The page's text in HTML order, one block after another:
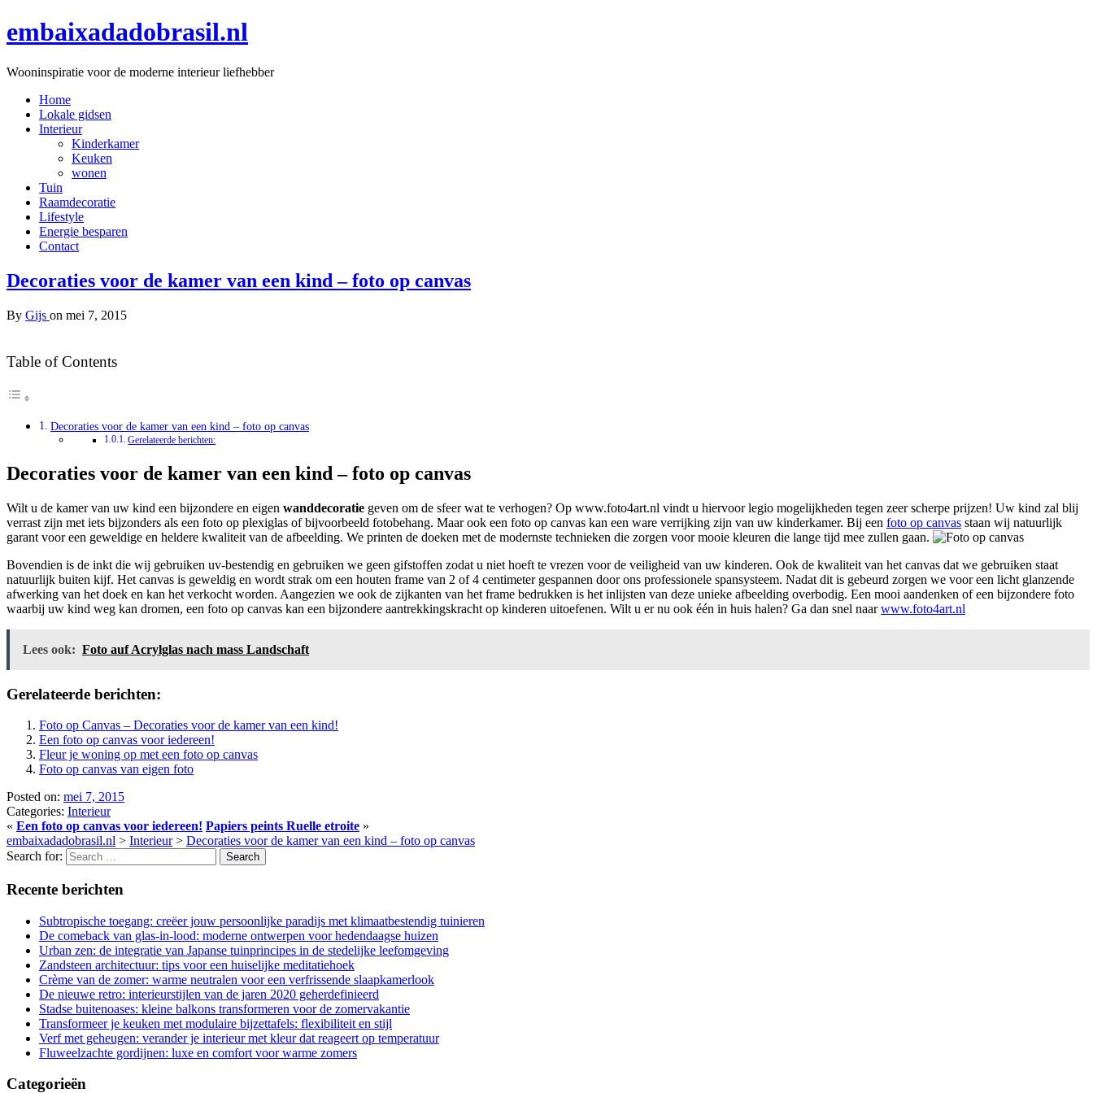
embaixadadobrasil.nl
Wooninspiratie voor de moderne interieur liefhebber
Home
Lokale gidsen
Interieur
Kinderkamer
Keuken
wonen
Tuin
Raamdecoratie
Lifestyle
Energie besparen
Contact
Decoraties voor de kamer van een kind – foto op canvas
By Gijs on mei 7, 2015
Table of Contents
Decoraties voor de kamer van een kind – foto op canvas
Gerelateerde berichten:
Decoraties voor de kamer van een kind – foto op canvas
Wilt u de kamer van uw kind een bijzondere en eigen wanddecoratie geven om de sfeer wat te verhogen? Op www.foto4art.nl vindt u hiervoor legio mogelijkheden tegen zeer scherpe prijzen! Uw kind zal blij
verrast zijn met iets bijzonders als een foto op plexiglas of bijvoorbeeld fotobehang. Maar ook een foto op canvas kan een ware verrijking zijn van uw kinderkamer. Bij een foto op canvas staan wij natuurlijk
garant voor een geweldige en heldere kwaliteit van de afbeelding. We printen de doeken met de modernste technieken die zorgen voor mooie kleuren die lange tijd mee zullen gaan.
Bovendien is de inkt die wij gebruiken uv-bestendig en gebruiken we geen gifstoffen zodat u niet hoeft te vrezen voor de veiligheid van uw kinderen. Ook de kwaliteit van het canvas dat we gebruiken staat
natuurlijk buiten kijf. Het canvas is geweldig en wordt strak om een houten frame van 2 of 4 centimeter gespannen door ons professionele spansysteem. Nadat dit is gebeurd zorgen we voor een licht glanzende
afwerking van het doek en kan het verkocht worden. Aangezien we ook de zijkanten van het frame bedrukken is het inlijsten van deze unieke afbeelding overbodig. Een mooi aandenken of een bijzondere foto
waarbij uw kind weg kan dromen, een foto op canvas kan een bijzondere aantrekkingskracht op kinderen uitoefenen. Wilt u er nu ook één in huis halen? Ga dan snel naarwww.foto4art.nl
Lees ook: Foto auf Acrylglas nach mass Landschaft
Gerelateerde berichten:
Foto op Canvas – Decoraties voor de kamer van een kind!
Een foto op canvas voor iedereen!
Fleur je woning op met een foto op canvas
Foto op canvas van eigen foto
Posted on: mei 7, 2015
Categories: Interieur
« Een foto op canvas voor iedereen! Papiers peints Ruelle etroite »
embaixadadobrasil.nl > Interieur> Decoraties voor de kamer van een kind – foto op canvas
Search for:
Recente berichten
Subtropische toegang: creëer jouw persoonlijke paradijs met klimaatbestendig tuinieren
De comeback van glas-in-lood: moderne ontwerpen voor hedendaagse huizen
Urban zen: de integratie van Japanse tuinprincipes in de stedelijke leefomgeving
Zandsteen architectuur: tips voor een huiselijke meditatiehoek
Crème van de zomer: warme neutralen voor een verfrissende slaapkamerlook
De nieuwe retro: interieurstijlen van de jaren 2020 geherdefinieerd
Stadse buitenoases: kleine balkons transformeren voor de zomervakantie
Transformeer je keuken met modulaire bijzettafels: flexibiliteit en stijl
Verf met geheugen: verander je interieur met kleur dat reageert op temperatuur
Fluweelzachte gordijnen: luxe en comfort voor warme zomers
Categorieën